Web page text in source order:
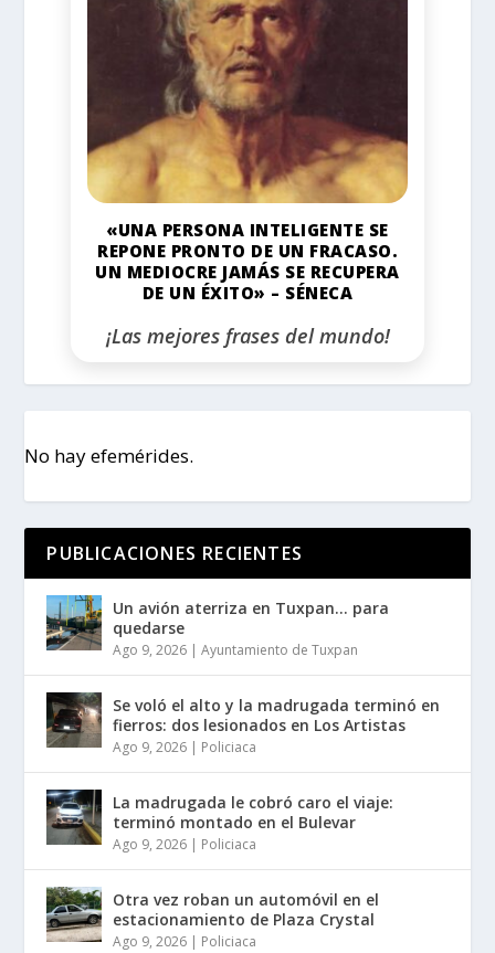
«UNA PERSONA INTELIGENTE SE
REPONE PRONTO DE UN FRACASO.
UN MEDIOCRE JAMÁS SE RECUPERA
DE UN ÉXITO» – SÉNECA
¡Las mejores frases del mundo!
No hay efemérides.
PUBLICACIONES RECIENTES
Un avión aterriza en Tuxpan… para
quedarse
Ago 9, 2026 |Ayuntamiento de Tuxpan
Se voló el alto y la madrugada terminó en
fierros: dos lesionados en Los Artistas
Ago 9, 2026 Policiaca
La madrugada le cobró caro el viaje:
terminó montado en el Bulevar
Ago 9, 2026 Policiaca
Otra vez roban un automóvil en el
estacionamiento de Plaza Crystal
Ago 9, 2026 Policiaca